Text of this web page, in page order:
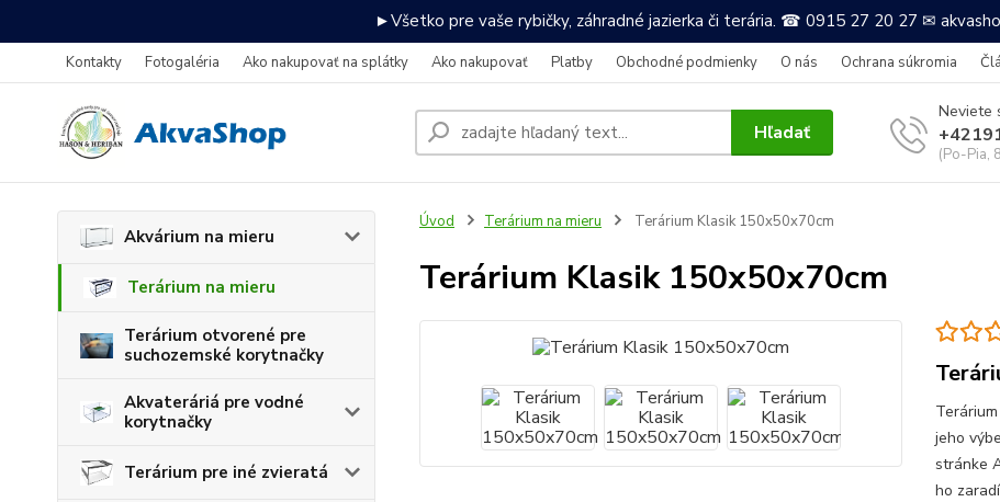
►Všetko pre vaše rybičky, záhradné jazierka či terária. ☎ 0915 27 20 27 ✉
Kontakty Fotogaléria Ako nakupovať na splátky Ako nakupovať Platby Obchodné podmienky O nás Ochrana súkromia
Hľadať
Neviete
(Po-Pia,
Akvárium na mieru
Terárium na mieru
Terárium otvorené pre
suchozemské korytnačky
Akvateráriá pre vodné
korytnačky
Terárium pre iné zvieratá
Úvod Terárium na mieru Terárium Klasik 150x50x70cm
Terárium Klasik 150x50x70cm
jeho
stránke
ho